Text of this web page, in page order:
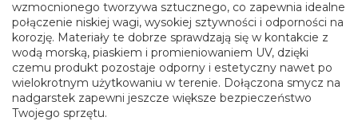
wzmocnionego tworzywa sztucznego, co zapewnia idealne
połączenie niskiej wagi, wysokiej sztywności i odporności na
korozję. Materiały te dobrze sprawdzają się w kontakcie z
wodą morską, piaskiem i promieniowaniem UV, dzięki
czemu produkt pozostaje odporny i estetyczny nawet po
wielokrotnym użytkowaniu w terenie. Dołączona smycz na
nadgarstek zapewni jeszcze większe bezpieczeństwo
Twojego sprzętu.